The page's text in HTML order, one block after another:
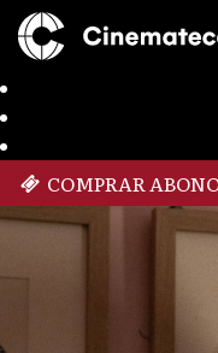
COMPRAR